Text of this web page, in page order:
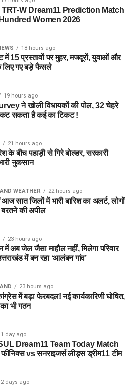
नहीं किया जाएगा। यात्रा के दौरान
और धाम की गरिमा बनाए रखने के लिए
नजर रखी जा रही है।
है कि बदरीनाथ धाम जैसे धार्मिक स्थल की
करें। नियमों का उल्लंघन करने वालों के
की जाएगी।
TRT-W Dream11 Prediction Match
Women 2026
18 hours ago
में 15 प्रस्तावों पर मुहर, मजदूरों, युवाओं और
लिए गए बड़े फैसले
19 hours ago
ने खोली विधायकों की पोल, 32 चेहरे
सकता है कई का टिकट !
21 hours ago
के बीच पहाड़ी से गिरे बोल्डर, सरकारी
नुकसान
WEATHER 22 hours ago
सात जिलों में भारी बारिश का अलर्ट, लोगों
बरतने की अपील
23 hours ago
में अब जेल जैसा माहौल नहीं, मिलेगा परिवार
में बन रहा ‘आलंबन गांव’
23 hours ago
में बड़ा फेरबदल! नई कार्यकारिणी घोषित,
भी गठन
1 day ago
Dream11 Team Today Match
फीनिक्स vs सनराइजर्स लीड्स ड्रीम11 टीम
2 days ago